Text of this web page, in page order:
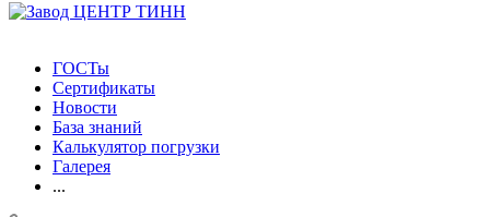
ГОСТы
Сертификаты
Новости
База знаний
Калькулятор погрузки
Галерея
...